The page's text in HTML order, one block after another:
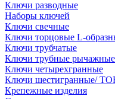
Ключи разводные
Наборы ключей
Ключи свечные
Ключи торцовые L-
Ключи трубчатые
Ключи трубные рычажные
Ключи четырехгранные
Ключи шестигранные/
Крепежные изделия